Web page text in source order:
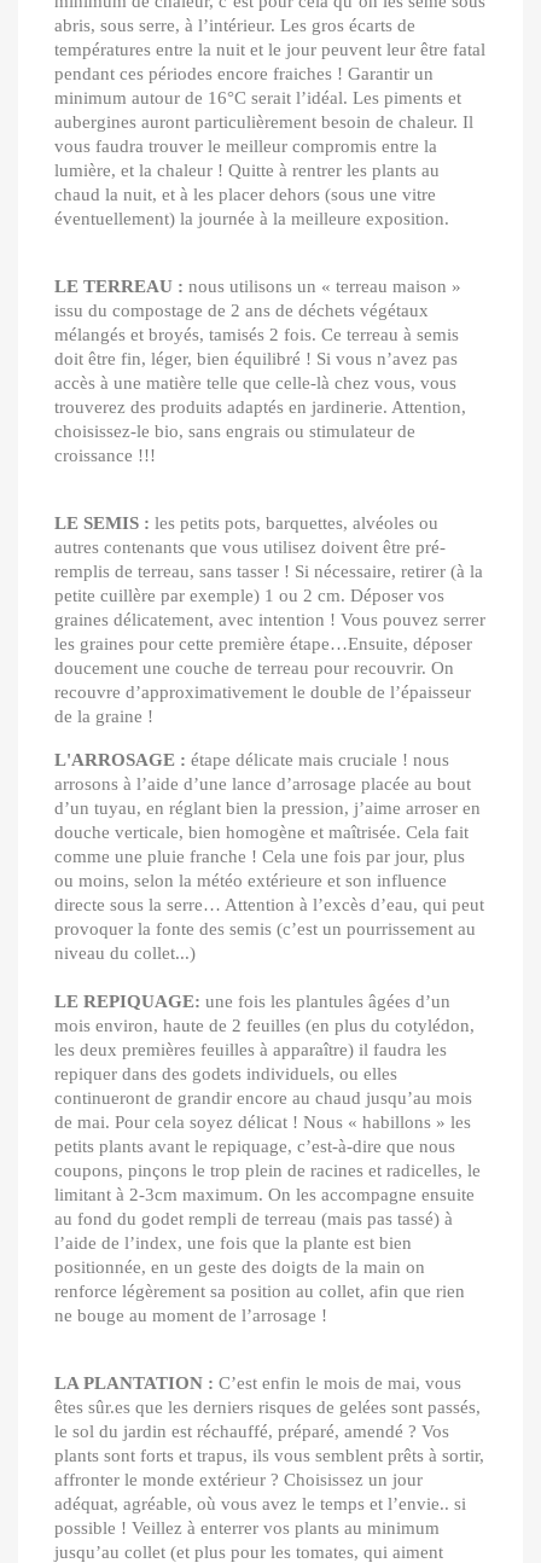
abris, sous serre, à l’intérieur. Les gros écarts de
températures entre la nuit et le jour peuvent leur être fatal
pendant ces périodes encore fraiches ! Garantir un
minimum autour de 16°C serait l’idéal. Les piments et
aubergines auront particulièrement besoin de chaleur. Il
vous faudra trouver le meilleur compromis entre la
lumière, et la chaleur ! Quitte à rentrer les plants au
chaud la nuit, et à les placer dehors (sous une vitre
éventuellement) la journée à la meilleure exposition.
LE TERREAU : nous utilisons un « terreau maison »
issu du compostage de 2 ans de déchets végétaux
mélangés et broyés, tamisés 2 fois. Ce terreau à semis
doit être fin, léger, bien équilibré ! Si vous n’avez pas
accès à une matière telle que celle-là chez vous, vous
trouverez des produits adaptés en jardinerie. Attention,
choisissez-le bio, sans engrais ou stimulateur de
croissance !!!
LE SEMIS : les petits pots, barquettes, alvéoles ou
autres contenants que vous utilisez doivent être pré-
remplis de terreau, sans tasser ! Si nécessaire, retirer (à la
petite cuillère par exemple) 1 ou 2 cm. Déposer vos
graines délicatement, avec intention ! Vous pouvez serrer
les graines pour cette première étape…Ensuite, déposer
doucement une couche de terreau pour recouvrir. On
recouvre d’approximativement le double de l’épaisseur
de la graine !
L'ARROSAGE : étape délicate mais cruciale ! nous
arrosons à l’aide d’une lance d’arrosage placée au bout
d’un tuyau, en réglant bien la pression, j’aime arroser en
douche verticale, bien homogène et maîtrisée. Cela fait
comme une pluie franche ! Cela une fois par jour, plus
ou moins, selon la météo extérieure et son influence
directe sous la serre… Attention à l’excès d’eau, qui peut
provoquer la fonte des semis (c’est un pourrissement au
niveau du collet...)
LE REPIQUAGE: une fois les plantules âgées d’un
mois environ, haute de 2 feuilles (en plus du cotylédon,
les deux premières feuilles à apparaître) il faudra les
repiquer dans des godets individuels, ou elles
continueront de grandir encore au chaud jusqu’au mois
de mai. Pour cela soyez délicat ! Nous « habillons » les
petits plants avant le repiquage, c’est-à-dire que nous
coupons, pinçons le trop plein de racines et radicelles, le
limitant à 2-3cm maximum. On les accompagne ensuite
au fond du godet rempli de terreau (mais pas tassé) à
l’aide de l’index, une fois que la plante est bien
positionnée, en un geste des doigts de la main on
renforce légèrement sa position au collet, afin que rien
ne bouge au moment de l’arrosage !
LA PLANTATION : C’est enfin le mois de mai, vous
êtes sûr.es que les derniers risques de gelées sont passés,
le sol du jardin est réchauffé, préparé, amendé ? Vos
plants sont forts et trapus, ils vous semblent prêts à sortir,
affronter le monde extérieur ? Choisissez un jour
adéquat, agréable, où vous avez le temps et l’envie.. si
possible ! Veillez à enterrer vos plants au minimum
jusqu’au collet (et plus pour les tomates, qui aiment